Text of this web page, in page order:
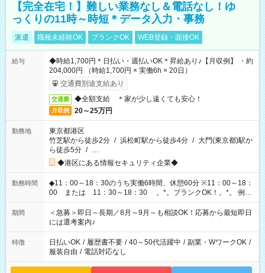
【完全在宅！】難しい業務なし＆電話なし！ゆ
っくりの11時～時短＊データ入力・事務
派遣 職種未経験OK ブランクOK WEB登録・面接OK
給与
◆時給1,700円＊日払い・週払いOK＊昇給あり♪【月収例】 ・約
204,000円 （時給1,700円 × 実働6h × 20日）
交通費別途支給あり
交通費 ◆全額支給 ＊家が少し遠くても安心！
月収例 20～25万円
勤務地
東京都港区
竹芝駅から徒歩2分 / 浜松町駅から徒歩4分 / 大門(東京都)駅か
ら徒歩5分 / …
◆港区にある情報セキュリティ企業◆
勤務時間
◆11：00～18：30のうち実働6時間、休憩60分 ※11：00～18：
00 または 11：30～18：30 。*。ブランクOK！。*。 例え
ば前職が、 在宅/財団法人/事務/コールセンター/受付/販売/カフェ
スタッフ スイーツ販売/ホテルフロント/化粧品販売/など 様々な
業界から入社して活躍されています♪
期間
＜急募＞即日～長期／8月～9月～も相談OK！応募から最短即日
には選考案内♪
特徴 日払いOK / 履歴書不要 / 40～50代活躍中 / 副業・WワークOK /
服装自由 / 電話対応なし